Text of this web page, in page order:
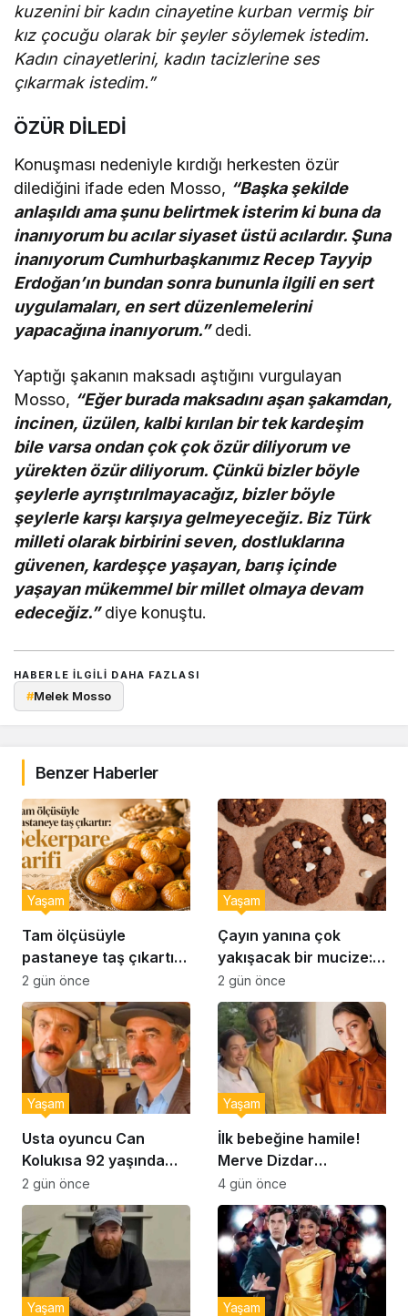
kuzenini bir kadın cinayetine kurban vermiş bir
kız çocuğu olarak bir şeyler söylemek istedim.
Kadın cinayetlerini, kadın tacizlerine ses
çıkarmak istedim.”
ÖZÜR DİLEDİ
Konuşması nedeniyle kırdığı herkesten özür
dilediğini ifade eden Mosso, “Başka şekilde
anlaşıldı ama şunu belirtmek isterim ki buna da
inanıyorum bu acılar siyaset üstü acılardır. Şuna
inanıyorum Cumhurbaşkanımız Recep Tayyip
Erdoğan’ın bundan sonra bununla ilgili en sert
uygulamaları, en sert düzenlemelerini
yapacağına inanıyorum.”dedi.
Yaptığı şakanın maksadı aştığını vurgulayan
Mosso, “Eğer burada maksadını aşan şakamdan,
incinen, üzülen, kalbi kırılan bir tek kardeşim
bile varsa ondan çok çok özür diliyorum ve
yürekten özür diliyorum. Çünkü bizler böyle
şeylerle ayrıştırılmayacağız, bizler böyle
şeylerle karşı karşıya gelmeyeceğiz. Biz Türk
milleti olarak birbirini seven, dostluklarına
güvenen, kardeşçe yaşayan, barış içinde
yaşayan mükemmel bir millet olmaya devam
edeceğiz.”diye konuştu.
HABERLE ILGILI DAHA FAZLASI
#Melek Mosso
Benzer Haberler
Tam ölçüsüyle
pastaneye taş çıkartır:
Şekerpare tarifi
Yaşam
2 gün önce
Çayın yanına çok
yakışacak bir mucize:
Brownie tadında ıslak
kurabiye tarifi…
Yaşam
2 gün önce
Usta oyuncu Can
Kolukısa 92 yaşında
hayatını kaybetti
Yaşam
2 gün önce
İlk bebeğine hamile!
Merve Dizdar
sessizliğini bozdu: ‘İsim
bulmak çok zor’
Yaşam
4 gün önce
Yaşam Yaşam